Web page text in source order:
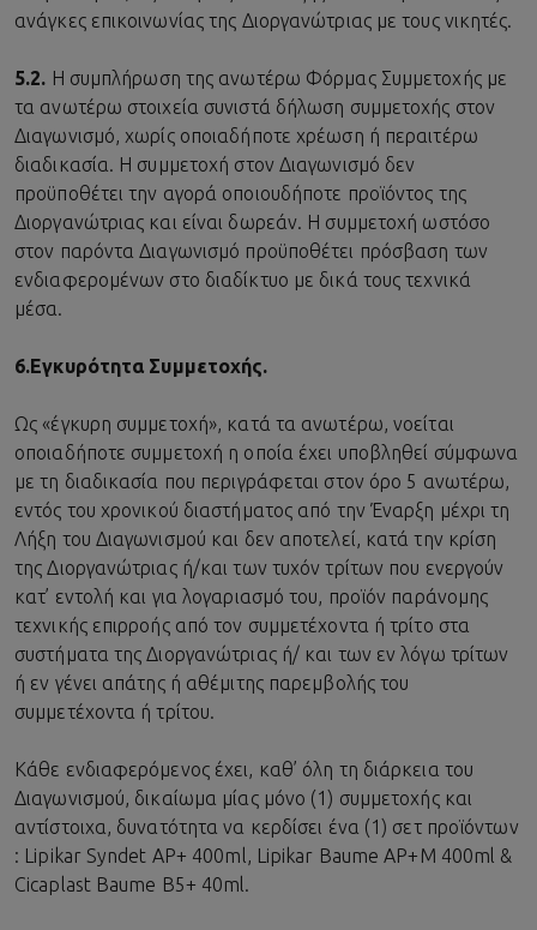
ανάγκες επικοινωνίας της Διοργανώτριας με τους νικητές.
5.2. Η συμπλήρωση της ανωτέρω Φόρμας Συμμετοχής με
τα ανωτέρω στοιχεία συνιστά δήλωση συμμετοχής στον
Διαγωνισμό, χωρίς οποιαδήποτε χρέωση ή περαιτέρω
διαδικασία. Η συμμετοχή στον Διαγωνισμό δεν
προϋποθέτει την αγορά οποιουδήποτε προϊόντος της
Διοργανώτριας και είναι δωρεάν. Η συμμετοχή ωστόσο
στον παρόντα Διαγωνισμό προϋποθέτει πρόσβαση των
ενδιαφερομένων στο διαδίκτυο με δικά τους τεχνικά
μέσα.
6.Εγκυρότητα Συμμετοχής.
Ως «έγκυρη συμμετοχή», κατά τα ανωτέρω, νοείται
οποιαδήποτε συμμετοχή η οποία έχει υποβληθεί σύμφωνα
με τη διαδικασία που περιγράφεται στον όρο 5 ανωτέρω,
εντός του χρονικού διαστήματος από την Έναρξη μέχρι τη
Λήξη του Διαγωνισμού και δεν αποτελεί, κατά την κρίση
της Διοργανώτριας ή/και των τυχόν τρίτων που ενεργούν
κατ’ εντολή και για λογαριασμό του, προϊόν παράνομης
τεχνικής επιρροής από τον συμμετέχοντα ή τρίτο στα
συστήματα της Διοργανώτριας ή/ και των εν λόγω τρίτων
ή εν γένει απάτης ή αθέμιτης παρεμβολής του
συμμετέχοντα ή τρίτου.
Κάθε ενδιαφερόμενος έχει, καθ’ όλη τη διάρκεια του
Διαγωνισμού, δικαίωμα μίας μόνο (1) συμμετοχής και
αντίστοιχα, δυνατότητα να κερδίσει ένα (1) σετ προϊόντων
: Lipikar Syndet AP+ 400ml, Lipikar Baume AP+M 400ml &
Cicaplast Baume B5+ 40ml.